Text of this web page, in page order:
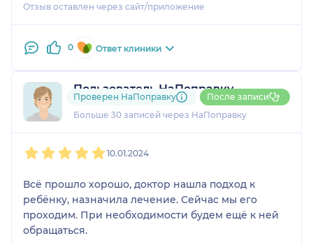
Отзыв оставлен через сайт/приложение
0 Ответ клиники
Пользователь НаПоправку
1 отзыв
Больше 30 записей через НаПоправку
Проверен НаПоправку После записи
10.01.2024
Всё прошло хорошо, доктор нашла подход к
ребёнку, назначила лечение. Сейчас мы его
проходим. При необходимости будем ещё к ней
обращаться.